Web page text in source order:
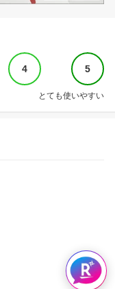
4 5
とても使いやすい